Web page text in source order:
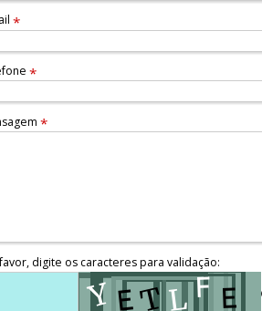
*
*
*
digite os caracteres para validação: